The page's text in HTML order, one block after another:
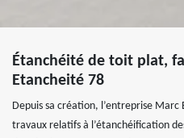
Étanchéité de toit plat,
Etancheité 78
Depuis sa création, l’entreprise
travaux relatifs à l’étanchéification